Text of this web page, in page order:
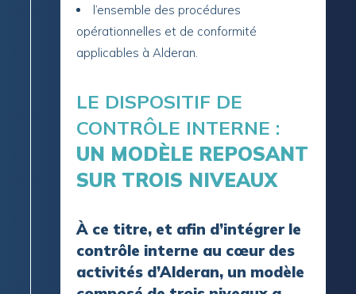
l’ensemble des procédures
opérationnelles et de conformité
applicables à Alderan.
LE DISPOSITIF DE
CONTRÔLE INTERNE :
UN MODÈLE REPOSANT
SUR TROIS NIVEAUX
À ce titre, et afin d’intégrer le
contrôle interne au cœur des
activités d’Alderan, un modèle